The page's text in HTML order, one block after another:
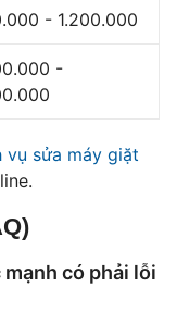
- 1.200.000
-
vụ sửa máy giặt
mạnh có phải lỗi